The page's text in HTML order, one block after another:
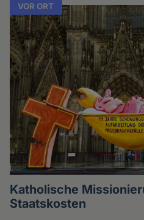
VOR ORT
Katholische
Staatskosten